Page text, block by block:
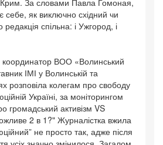
себе, як виключно східний чи
спільна: і Ужгород, і
ВОО «Волинський
ІМІ у Волинській та
розповіла колегам про свободу
Україні, за моніторингом
громадський активізм VS
2 в 1?" Журналістка вжила
не просто так, адже після